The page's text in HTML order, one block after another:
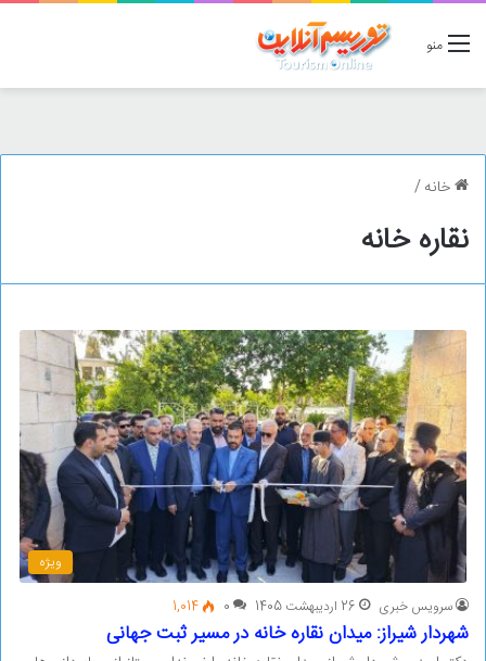
منو
خانه/
نقاره خانه
ویژه
سرویس خبری 26 اردیبهشت 1405 0
1,014
شهردار شیراز: میدان نقاره خانه در مسیر ثبت جهانی